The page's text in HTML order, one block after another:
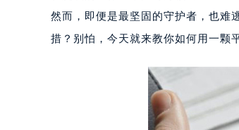
然而，即便是最坚固的守护者，也难
措？别怕，今天就来教你如何用一